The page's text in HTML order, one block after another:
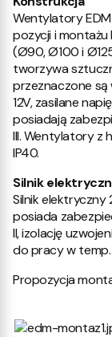
Wentylatory
pozycji i
(Ø90, Ø100 i
tworzywa
przeznaczone są
12V, zasilane
posiadają
III. Wentylatory z
IP40.
Silnik
Silnik elektryczny
posiada
II, izolację
do pracy w
Propozycja